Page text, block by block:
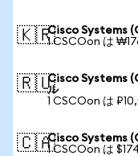
🇰🇷Cisco Systems
1 CSCOon は
🇷🇺Cisco Systems
ル
1 CSCOon は
🇨🇦Cisco Systems
1 CSCOon は